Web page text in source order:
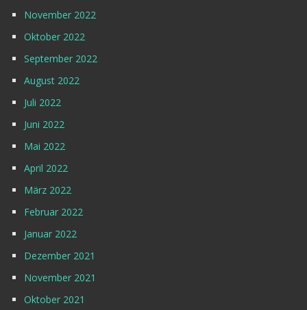
November 2022
Oktober 2022
September 2022
August 2022
Juli 2022
Juni 2022
Mai 2022
April 2022
März 2022
Februar 2022
Januar 2022
Dezember 2021
November 2021
Oktober 2021